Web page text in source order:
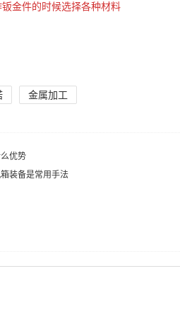
金件的时候选择各种材料
金属加工
优势
装备是常用手法